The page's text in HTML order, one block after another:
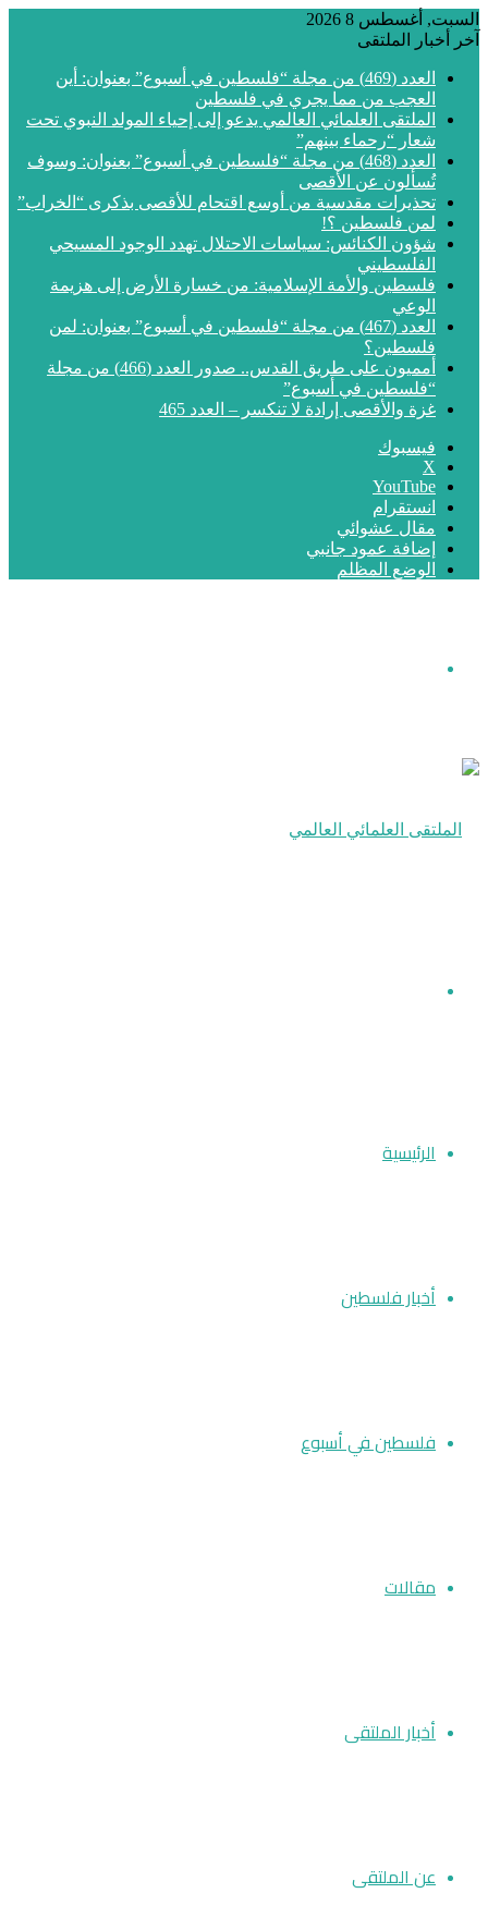
السبت, أغسطس 8 2026
آخر أخبار الملتقى
العدد (469) من مجلة “فلسطين في أسبوع” بعنوان: أين
العجب من مما يجري في فلسطين
الملتقى العلمائي العالمي يدعو إلى إحياء المولد النبوي تحت
شعار “رحماء بينهم”
العدد (468) من مجلة “فلسطين في أسبوع” بعنوان: وسوف
تُسألون عن الأقصى
تحذيرات مقدسية من أوسع اقتحام للأقصى بذكرى “الخراب”
لمن فلسطين ؟!
شؤون الكنائس: سياسات الاحتلال تهدد الوجود المسيحي
الفلسطيني
فلسطين والأمة الإسلامية: من خسارة الأرض إلى هزيمة
الوعي
العدد (467) من مجلة “فلسطين في أسبوع” بعنوان: لمن
فلسطين؟
أمميون على طريق القدس.. صدور العدد (466) من مجلة
“فلسطين في أسبوع”
غزة والأقصى إرادة لا تنكسر – العدد 465
فيسبوك
‫X
‫YouTube
انستقرام
مقال عشوائي
إضافة عمود جانبي
الوضع المظلم
الرئيسية
أخبار فلسطين
فلسطين في أسبوع
مقالات
أخبار الملتقى
عن الملتقى